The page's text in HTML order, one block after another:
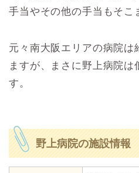
手当やその他の手当もそこ
元々南大阪エリアの病院は
ますが、まさに野上病院
す。
野上病院の施設情報